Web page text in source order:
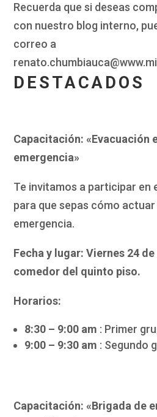
Recuerda que si deseas
con nuestro blog interno,
correo a
DESTACADOS
Capacitación: «Evacuación
emergencia»
Te invitamos a participar en
para que sepas cómo
emergencia.
Fecha y lugar: Viernes 24 de
comedor del quinto piso.
Horarios:
8:30 – 9:00 am : Primer
9:00 – 9:30 am : Segundo
Capacitación: «Brigada de